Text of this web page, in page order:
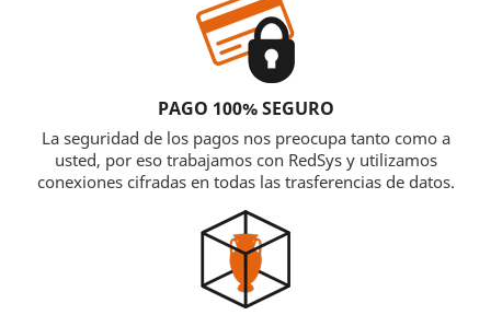
PAGO 100% SEGURO
La seguridad de los pagos nos preocupa tanto como a
usted, por eso trabajamos con RedSys y utilizamos
conexiones cifradas en todas las trasferencias de datos.